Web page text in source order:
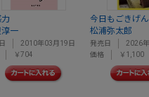
一
2010年03月19日
￥704
今日もごきげ
松浦弥太郎
発売日
2026
価格
￥1,100